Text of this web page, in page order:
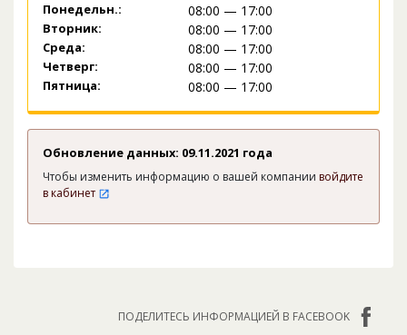
Понедельн.: 08:00 — 17:00
Вторник: 08:00 — 17:00
Среда: 08:00 — 17:00
Четверг: 08:00 — 17:00
Пятница: 08:00 — 17:00
Обновление данных: 09.11.2021 года
Чтобы изменить информацию о вашей компании войдите
в кабинет
ПОДЕЛИТЕСЬ ИНФОРМАЦИЕЙ В FACEBOOK